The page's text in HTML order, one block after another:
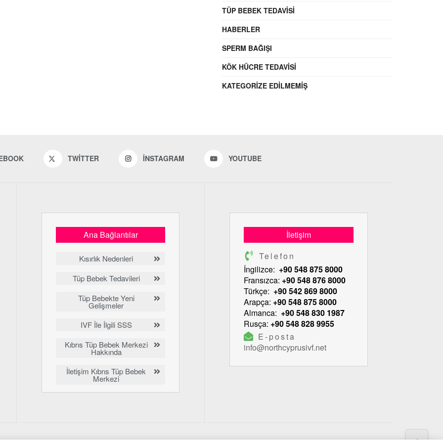
TÜP BEBEK TEDAVISI
HABERLER
SPERM BAĞIŞI
KÖK HÜCRE TEDAVISI
KATEGORIZE EDILMEMIŞ
TWITTER INSTAGRAM YOUTUBE
Ana Bağlantılar
Kısırlık Nedenleri
Tüp Bebek Tedavileri
Tüp Bebekte Yeni
Gelişmeler
IVF İle İlgili SSS
Kıbrıs Tüp Bebek Merkezi
Hakkında
İletişim Kıbrıs Tüp Bebek
Merkezi
İletişim
Telefon
İngilizce: +90 548 875 8000
Fransızca: +90 548 876 8000
Türkçe: +90 542 869 8000
Arapça: +90 548 875 8000
Almanca: +90 548 830 1987
Rusça: +90 548 828 9955
E-posta
info@northcyprusivf.net